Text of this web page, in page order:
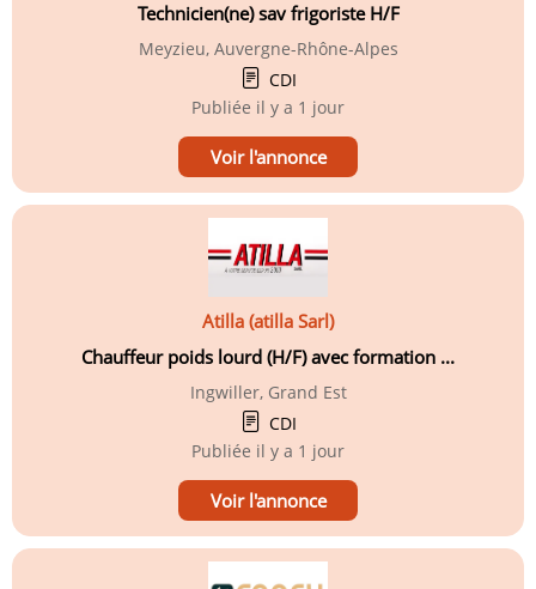
Technicien(ne) sav frigoriste H/F
Meyzieu, Auvergne-Rhône-Alpes
CDI
Publiée il y a 1 jour
Voir l'annonce
Atilla (atilla Sarl)
Chauffeur poids lourd (H/F) avec formation ...
Ingwiller, Grand Est
CDI
Publiée il y a 1 jour
Voir l'annonce